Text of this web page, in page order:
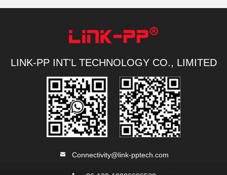
LINK-PP INT'L TECHNOLOGY CO., LIMITED
Connectivity@link-pptech.com